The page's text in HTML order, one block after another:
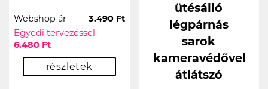
Webshop ár
3.490 Ft
Egyedi tervezéssel
6.480 Ft
részletek
ütésálló
légpárnás
sarok
kameravédővel
átlátszó